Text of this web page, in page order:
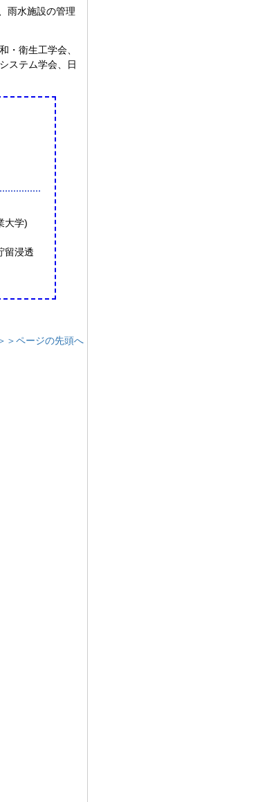
雨水施設の管理
・衛生工学会、
ステム学会、日
大学)
留浸透
＞ページの先頭へ